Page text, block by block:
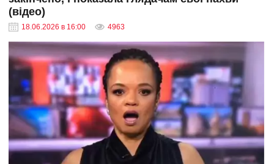
(відео)
18.06.2026 в 16:00 4963